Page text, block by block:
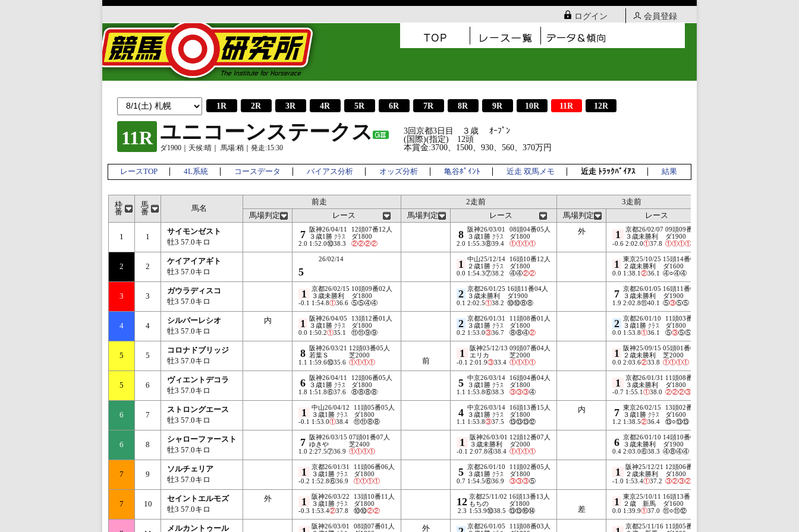
ログイン 会員登録
1R 2R 3R 4R 5R 6R 7R 8R 9R 10R 11R 12R
11R ユニコーンステークス
ダ1900｜天候:晴｜ 馬場:稍｜発走:15:30
3回京都3日目 ３歳 ｵｰﾌﾟﾝ
(国際)(指定) 12頭
本賞金:3700、1500、930、560、370万円
レースTOP 4L系統 コースデータ バイアス分析 オッズ分析 亀谷ﾎﾟｲﾝﾄ 近走 双馬メモ 近走 ﾄﾗｯｸﾊﾞｲｱｽ 結果
枠
番
馬
番
馬名
前走 2走前 3走前
馬場判定
レース 馬場判定 レース 馬場判定 レース
1 1
サイモンゼスト
牡3 57.0キロ
7
2.0
阪神26/04/11
３歳1勝 クラス
1:52.0⑩38.3
12頭07番12人
ダ1800
②②②②
8
2.0
阪神26/03/01
３歳1勝 クラス
1:55.3⑧39.4
08頭04番05人
ダ1800
①①①①
外 1
-0.6
京都26/02/07
３歳未勝利
2:02.0①37.8
09頭09番06人
ダ1900
①①①①
2 2
ケイアイアギト
牡3 57.0キロ
5
26/02/14 1
0.0
中山25/12/14
２歳1勝 クラス
1:54.3⑦38.2
16頭10番12人
ダ1800
④④②②
1
0.0
東京25/10/25
２歳未勝利
1:38.1②36.1
15頭14番02人
ダ1600
④○④④
3 3
ガウラディスコ
牡3 57.0キロ
1
-0.1
京都26/02/15
３歳未勝利
1:54.8①36.6
10頭09番02人
ダ1800
⑤⑤④④
2
0.1
京都26/01/25
３歳未勝利
2:02.5①38.2
16頭11番04人
ダ1900
⑩⑩⑧⑧
7
1.9
京都26/01/05
３歳未勝利
2:02.8⑪40.1
16頭11番02人
ダ1900
⑤③⑤⑤
4 4
シルバーレシオ
牡3 57.0キロ
内 1
0.0
阪神26/04/05
３歳1勝 クラス
1:50.2①35.1
13頭12番01人
ダ1800
⑪⑪⑨⑨
2
0.2
京都26/01/31
３歳1勝 クラス
1:53.0③36.7
11頭08番01人
ダ1800
⑧⑧④②
2
0.0
京都26/01/10
３歳1勝 クラス
1:53.8①36.1
11頭03番03人
ダ1800
⑤③⑤⑤
5 5
コロナドブリッジ
牡3 57.0キロ
8
1.1
阪神26/03/21
若葉Ｓ
1:59.6⑩35.6
12頭03番05人
芝2000
①①①① 前
1
-0.1
阪神25/12/13
エリカ
2:01.9③33.4
09頭07番04人
芝2000
①①①①
1
0.0
阪神25/09/15
２歳未勝利
2:03.6②33.8
05頭01番02人
芝2000
①①①①
5 6
ヴィエントデコラ
牡3 57.0キロ
6
1.8
阪神26/04/11
３歳1勝 クラス
1:51.8⑥37.6
12頭06番05人
ダ1800
⑧⑧⑧⑧
5
1.1
中京26/03/14
３歳1勝 クラス
1:53.8⑥38.3
16頭04番04人
ダ1800
③③③④
1
-0.7
京都26/01/31
３歳未勝利
1:55.1①38.0
11頭08番01人
ダ1800
②②②③
6 7
ストロングエース
牡3 57.0キロ
1
-0.1
中山26/04/12
３歳1勝 クラス
1:53.0①38.4
11頭05番05人
ダ1800
⑪⑪⑧⑧
4
1.1
中京26/03/14
３歳1勝 クラス
1:53.8③37.5
16頭13番15人
ダ1800
⑬⑬⑬⑫
内 7
1.2
東京26/02/15
３歳1勝 クラス
1:38.5②36.4
13頭02番13人
ダ1600
⑬○⑬⑬
6 8
シャローファースト
牡3 57.0キロ
7
1.0
阪神26/03/15
ゆきや
2:27.5⑦36.9
07頭01番07人
芝2400
①①①①
1
-0.1
阪神26/03/01
３歳未勝利
2:07.8④38.4
12頭12番07人
ダ2000
①①①①
6
0.4
京都26/01/10
３歳未勝利
2:03.0⑥38.3
14頭10番06人
ダ1900
④⑧④④
7 9
ソルチェリア
牡3 57.0キロ
1
-0.2
京都26/01/31
３歳1勝 クラス
1:52.8⑥36.9
11頭06番06人
ダ1800
①①①①
5
0.7
京都26/01/10
３歳1勝 クラス
1:54.5⑥36.9
11頭02番05人
ダ1800
③③③⑤
1
-1.0
阪神25/12/21
２歳未勝利
1:53.4①37.2
12頭06番02人
ダ1800
③②③②
7 10
セイントエルモズ
牡3 57.0キロ
外 1
-0.3
阪神26/03/22
３歳1勝 クラス
1:53.4②37.8
13頭10番11人
ダ1800
⑩⑩②②
12
2.3
京都25/11/02
もちの
1:53.9⑩38.5
16頭13番13人
ダ1800
⑬⑬⑯⑭
差
1
0.0
東京25/10/11
２歳 新馬
1:39.9①37.0
16頭13番13人
ダ1600
⑪○⑪⑫
メルカントゥール
阪神26/03/01
08頭07番01人
外
京都26/01/05
11頭08番03人
京都25/11/16 11頭05番02人